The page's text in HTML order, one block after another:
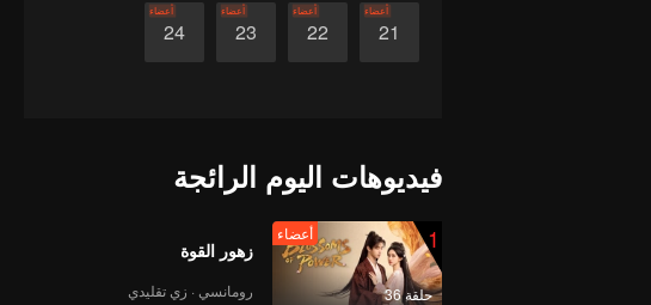
21
أعضاء
22
أعضاء
23
أعضاء
24
أعضاء
فيديوهات اليوم الرائجة
1
حلقة 36
أعضاء
زهور القوة
رومانسي · زي تقليدي